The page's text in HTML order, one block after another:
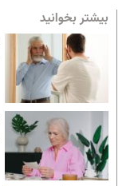
بیشتر بخوانید